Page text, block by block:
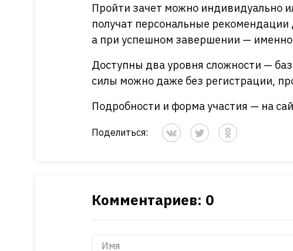
Пройти зачет можно индивидуально
получат персональные
а при успешном завершении —
Доступны два уровня сложности —
силы можно даже без регистрации,
Подробности и форма участия — на
Поделиться:
Комментариев: 0